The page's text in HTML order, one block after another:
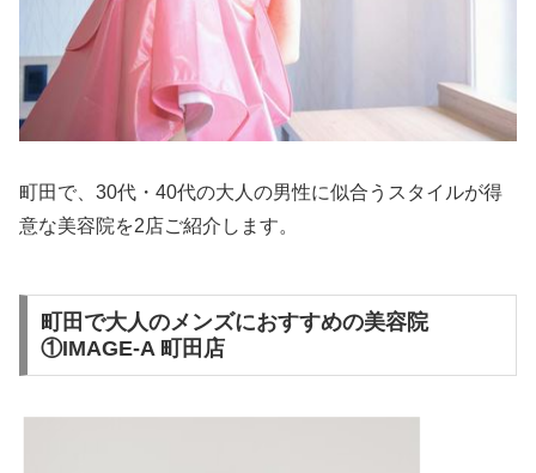
町田で、30代・40代の大人の男性に似合うスタイルが得
意な美容院を2店ご紹介します。
町田で大人のメンズにおすすめの美容院
①IMAGE-A 町田店